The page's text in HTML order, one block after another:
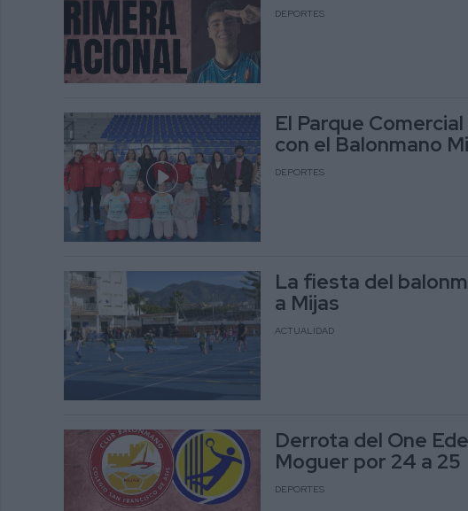
DEPORTES
El Parque
con el Balonmano
DEPORTES
La fiesta del
a Mijas
ACTUALIDAD
Derrota del One
Moguer por 24 a 25
DEPORTES